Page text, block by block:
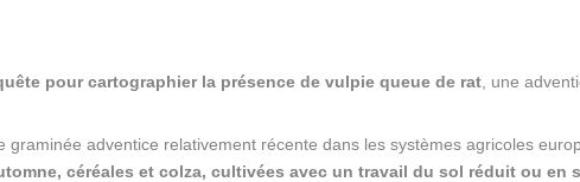
pour cartographier la présence de vulpie queue de rat , une
graminée adventice relativement récente dans les systèmes agricoles
céréales et colza, cultivées avec un travail du sol réduit ou en